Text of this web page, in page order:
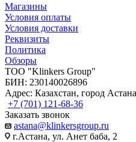
Магазины
Условия оплаты
Условия доставки
Реквизиты
Политика
Обзоры
TOO "Klinkers Group"
БИН: 230140026896
Адрес: Казахстан, город
+7 (701) 121-68-36
Заказать звонок
astana@klinkersgroup.ru
г.Астана, ул. Анет баба, 2